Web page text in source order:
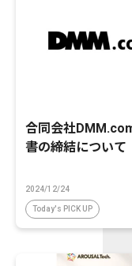
合同会社
書の締結について
2024/12/24
Today's PICK UP